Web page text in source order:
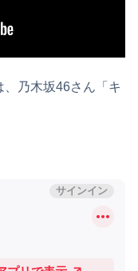
乃木坂46さん「キ